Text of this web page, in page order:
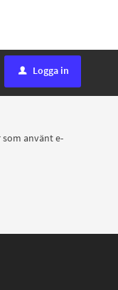
u Logga in
använt e-